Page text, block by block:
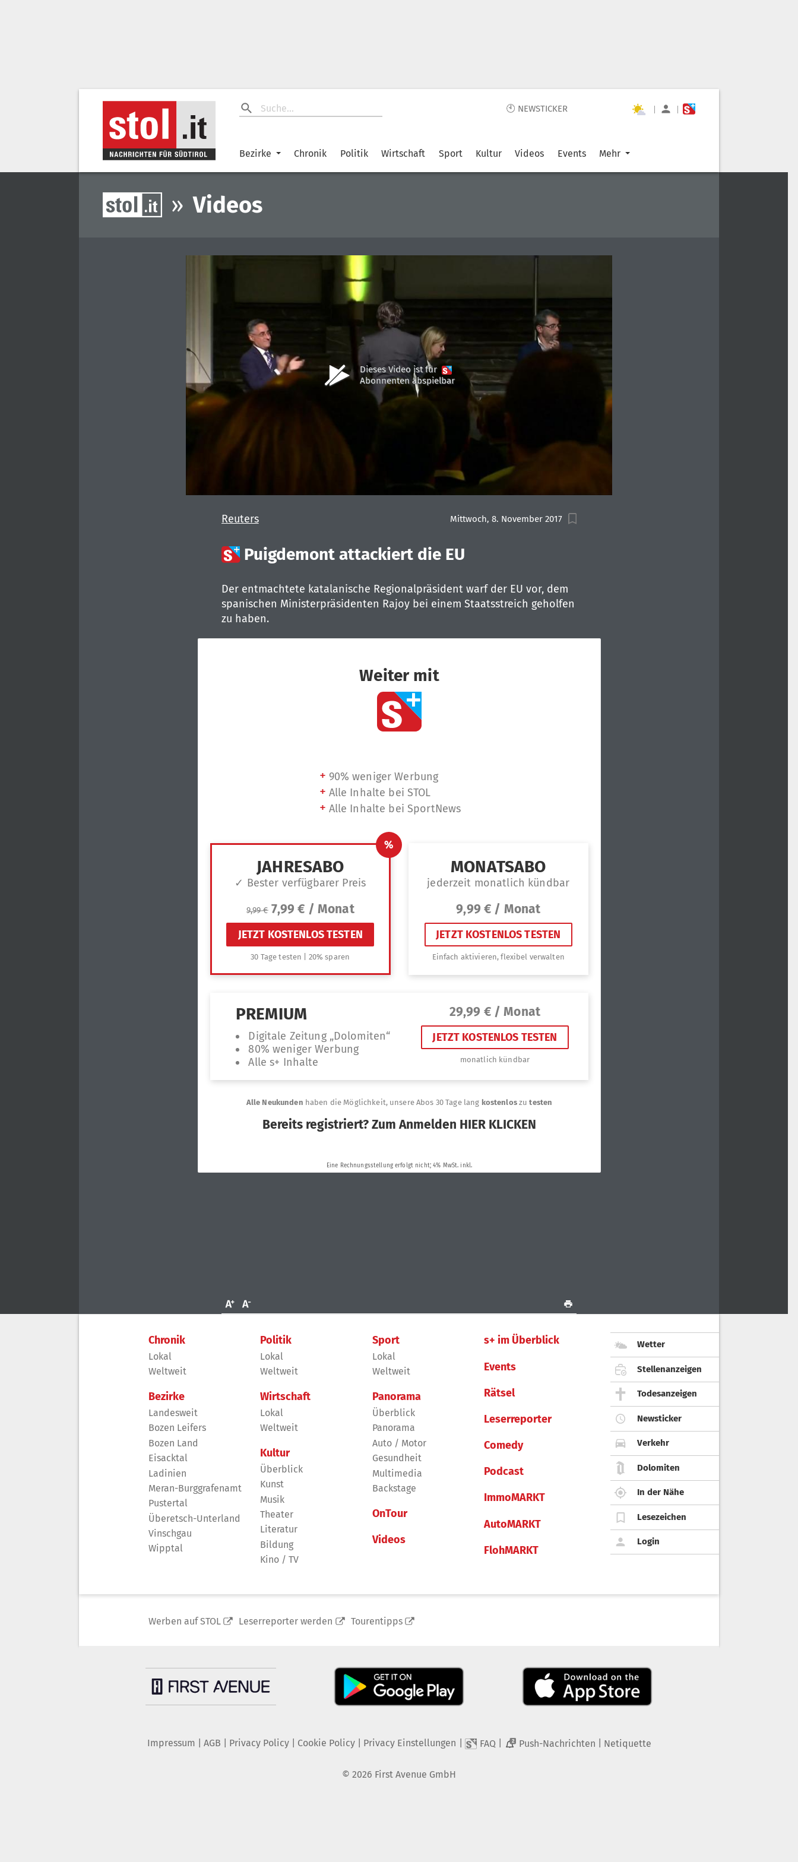
🕙 NEWSTICKER | |
Bezirke Chronik Politik Wirtschaft Sport Kultur Videos Events Mehr
» Videos
Dieses Video ist für
Abonnenten abspielbar
Reuters Mittwoch, 8. November 2017
 Puigdemont attackiert die EU
Der entmachtete katalanische Regionalpräsident warf der EU vor, dem
spanischen Ministerpräsidenten Rajoy bei einem Staatsstreich geholfen
zu haben.
Chronik
Lokal
Weltweit
Bezirke
Landesweit
Bozen Leifers
Bozen Land
Eisacktal
Ladinien
Meran-Burggrafenamt
Pustertal
Überetsch-Unterland
Vinschgau
Wipptal
Politik
Lokal
Weltweit
Wirtschaft
Lokal
Weltweit
Kultur
Überblick
Kunst
Musik
Theater
Literatur
Bildung
Kino / TV
Sport
Lokal
Weltweit
Panorama
Überblick
Panorama
Auto / Motor
Gesundheit
Multimedia
Backstage
OnTour
Videos
s+ im Überblick
Events
Rätsel
Leserreporter
Comedy
Podcast
ImmoMARKT
AutoMARKT
FlohMARKT
Wetter
Stellenanzeigen
Todesanzeigen
Newsticker
Verkehr
Dolomiten
In der Nähe
Lesezeichen
Login
Werben auf STOL Leserreporter werden Tourentipps
Impressum AGB Privacy Policy| Cookie Policy| Privacy Einstellungen FAQ 2 Push-Nachrichten Netiquette
© 2026 First Avenue GmbH